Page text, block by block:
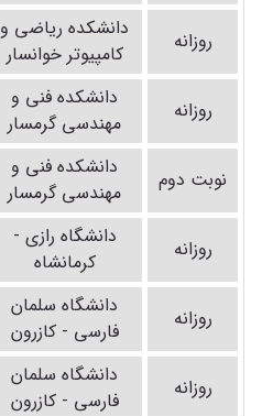
روزانه
دانشکده ریاضی و
کامپیوتر خوانسار
روزانه
دانشکده فنی و
مهندسی گرمسار
نوبت دوم
دانشکده فنی و
مهندسی گرمسار
روزانه
دانشگاه رازی -
کرمانشاه
روزانه
دانشگاه سلمان
فارسی - کازرون
روزانه
دانشگاه سلمان
فارسی - کازرون